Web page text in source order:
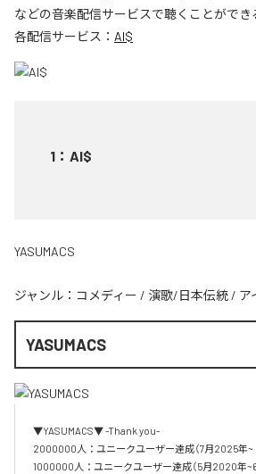
などの音楽配信サービスで聴くことができ
各配信サービス： AI$
1 ： AI$
YASUMACS
ジャンル： コメディー / 演歌/日本伝統 / ア
YASUMACS
▼YASUMACS▼ -Thank you-
2000000人：ユニークユーザー達成（7月2025年~
1000000人：ユニークユーザー達成（5月2020年~6